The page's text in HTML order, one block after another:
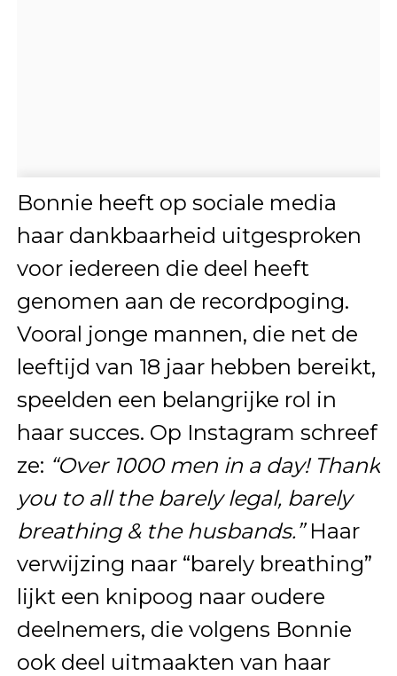
Bonnie heeft op sociale media
haar dankbaarheid uitgesproken
voor iedereen die deel heeft
genomen aan de recordpoging.
Vooral jonge mannen, die net de
leeftijd van 18 jaar hebben bereikt,
speelden een belangrijke rol in
haar succes. Op Instagram schreef
ze: “Over 1000 men in a day! Thank
you to all the barely legal, barely
breathing & the husbands.”Haar
verwijzing naar “barely breathing”
lijkt een knipoog naar oudere
deelnemers, die volgens Bonnie
ook deel uitmaakten van haar